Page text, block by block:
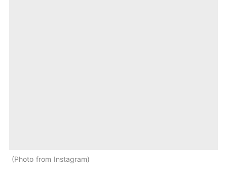
Photo from Instagram